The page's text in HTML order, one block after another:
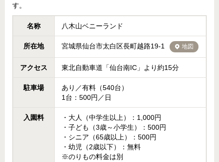
す。
名称 八木山ベニーランド
所在地 宮城県仙台市太白区長町越路19-1 地図
アクセス 東北自動車道「仙台南IC」より約15分
駐車場
あり／有料（540台）
1台：500円／日
入園料
・大人（中学生以上）：1,000円
・子ども（3歳～小学生）：500円
・シニア（65歳以上）：500円
・幼児（2歳以下）：無料
※のりもの料金は別